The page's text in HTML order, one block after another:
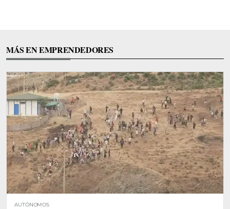
MÁS EN EMPRENDEDORES
AUTÓNOMOS